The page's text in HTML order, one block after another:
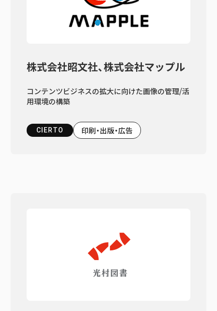
株式会社昭文社、株式会社マップル
コンテンツビジネスの拡大に向けた画像の管理/活
用環境の構築
CIERTO 印刷・出版・広告